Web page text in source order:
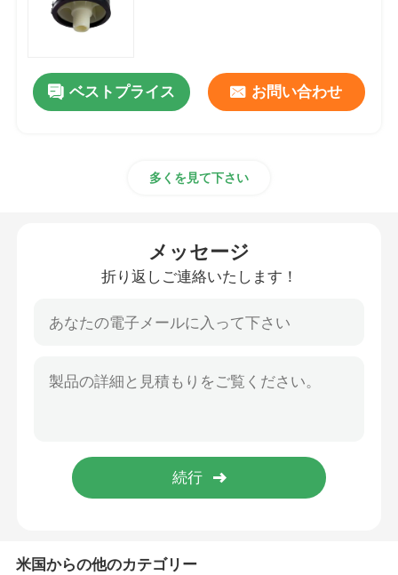
汚泥脱水機
固体液体の分離器
水処理の注入口
膜の生物反応炉
静的なミキサー
ベストプライス お問い合わせ
多くを見て下さい
メッセージ
折り返しご連絡いたします！
米国からの他のカテゴリー